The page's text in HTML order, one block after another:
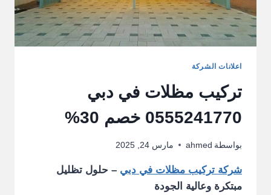
اعلانات الشركة
تركيب مظلات في دبي
0555241770 خصم 30%
بواسطة ahmed مارس 24, 2025
شركة تركيب مظلات في دبي – حلول تظليل
مبتكرة وعالية الجودة